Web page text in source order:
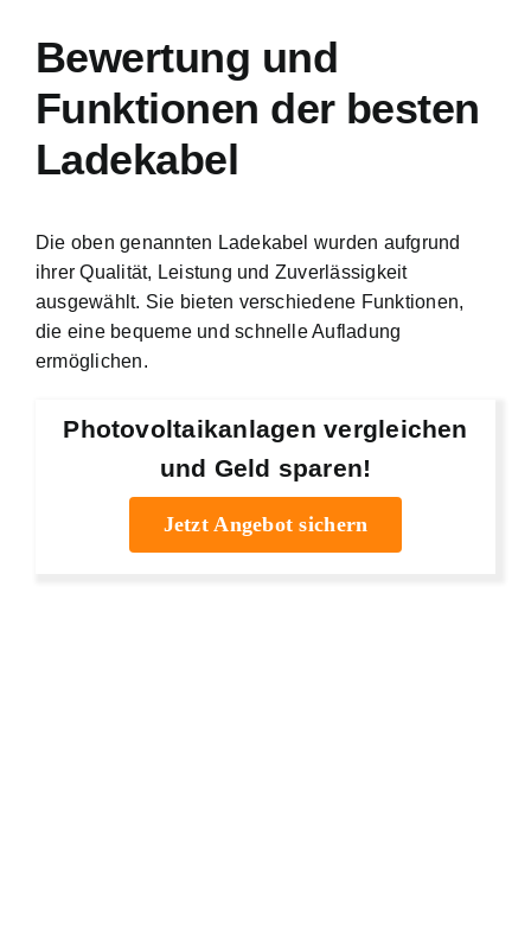
Bewertung und
Funktionen der besten
Ladekabel
Die oben genannten Ladekabel wurden aufgrund
ihrer Qualität, Leistung und Zuverlässigkeit
ausgewählt. Sie bieten verschiedene Funktionen,
die eine bequeme und schnelle Aufladung
ermöglichen.
Photovoltaikanlagen vergleichen
und Geld sparen!
Jetzt Angebot sichern